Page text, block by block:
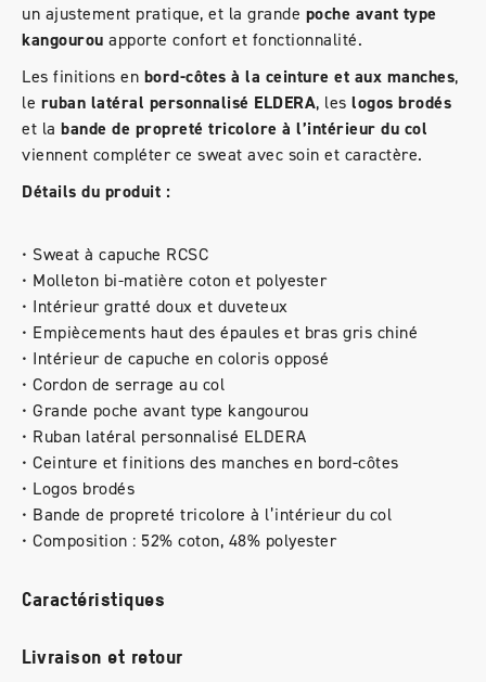
un ajustement pratique, et la grande poche avant type
kangourou apporte confort et fonctionnalité.
Les finitions en bord-côtes à la ceinture et aux manches,
le ruban latéral personnalisé ELDERA, les logos brodés
et la bande de propreté tricolore à l’intérieur du col
viennent compléter ce sweat avec soin et caractère.
Détails du produit :
• Sweat à capuche RCSC
• Molleton bi-matière coton et polyester
• Intérieur gratté doux et duveteux
• Empiècements haut des épaules et bras gris chiné
• Intérieur de capuche en coloris opposé
• Cordon de serrage au col
• Grande poche avant type kangourou
• Ruban latéral personnalisé ELDERA
• Ceinture et finitions des manches en bord-côtes
• Logos brodés
• Bande de propreté tricolore à l’intérieur du col
• Composition : 52% coton, 48% polyester
Caractéristiques
Livraison et retour